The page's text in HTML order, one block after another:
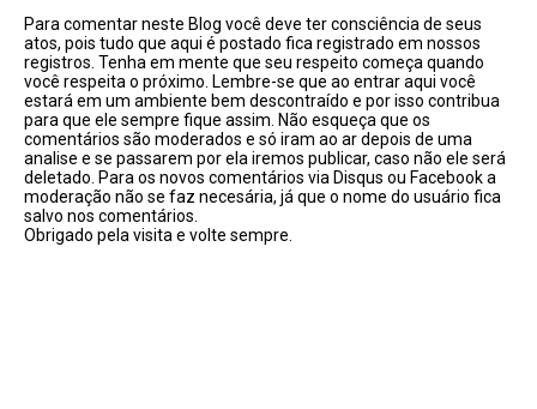
Para comentar neste Blog você deve ter consciência de seus
atos, pois tudo que aqui é postado fica registrado em nossos
registros. Tenha em mente que seu respeito começa quando
você respeita o próximo. Lembre-se que ao entrar aqui você
estará em um ambiente bem descontraído e por isso contribua
para que ele sempre fique assim. Não esqueça que os
comentários são moderados e só iram ao ar depois de uma
analise e se passarem por ela iremos publicar, caso não ele será
deletado. Para os novos comentários via Disqus ou Facebook a
moderação não se faz necesária, já que o nome do usuário fica
salvo nos comentários.
Obrigado pela visita e volte sempre.